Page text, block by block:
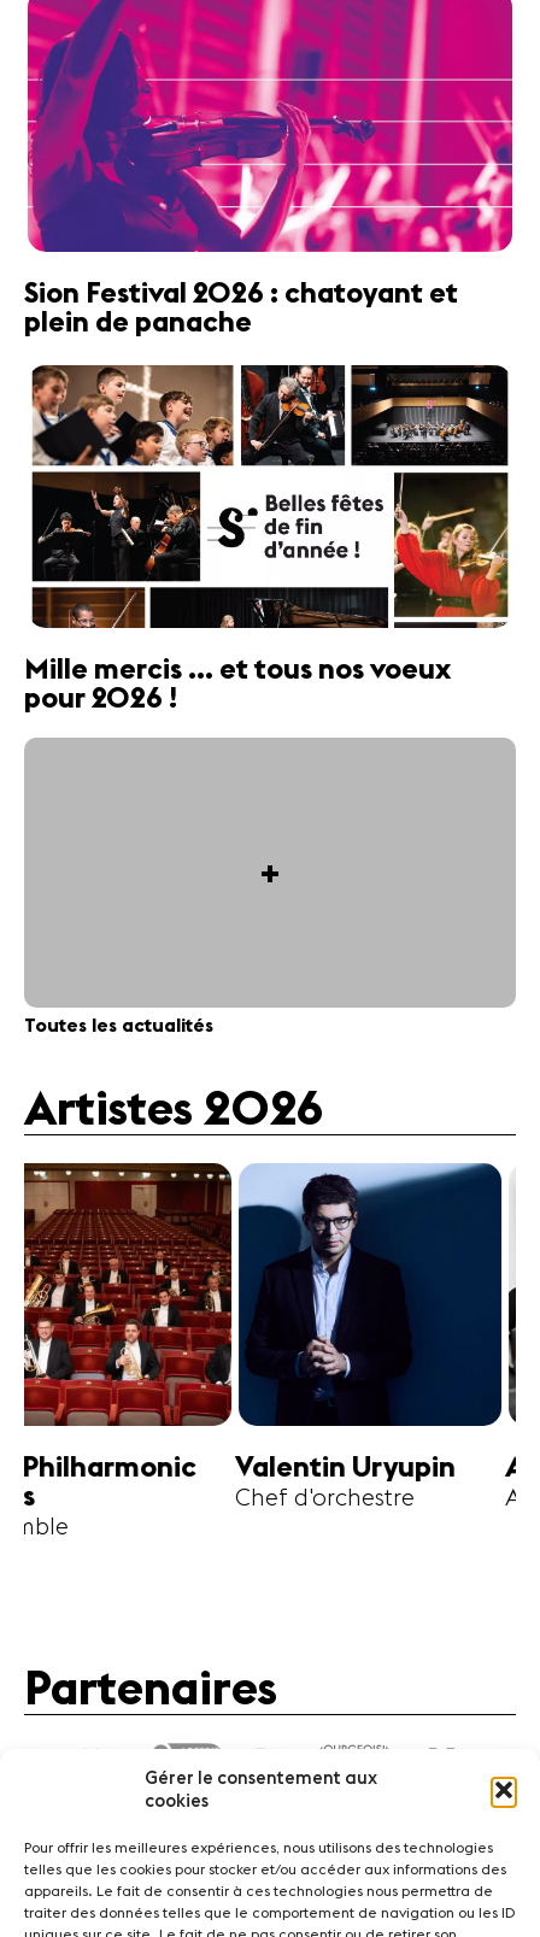
Gérer le consentement aux
cookies
Pour offrir les meilleures expériences, nous utilisons des technologies
telles que les cookies pour stocker et/ou accéder aux informations des
appareils. Le fait de consentir à ces technologies nous permettra de
traiter des données telles que le comportement de navigation ou les ID
Sion Festival 2026 : chatoyant et
plein de panache
Mille mercis ... et tous nos voeux
pour 2026 !
+
Toutes les actualités
Artistes 2026
Valentin Uryupin
Chef d'orchestre
Amihai
Partenaires
ActualitésConcerts Bénévoles Médiation